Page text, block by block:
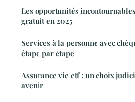
Les opportunités
gratuit en 2025
Services à la personne avec
étape par étape
Assurance vie etf : un choix
avenir